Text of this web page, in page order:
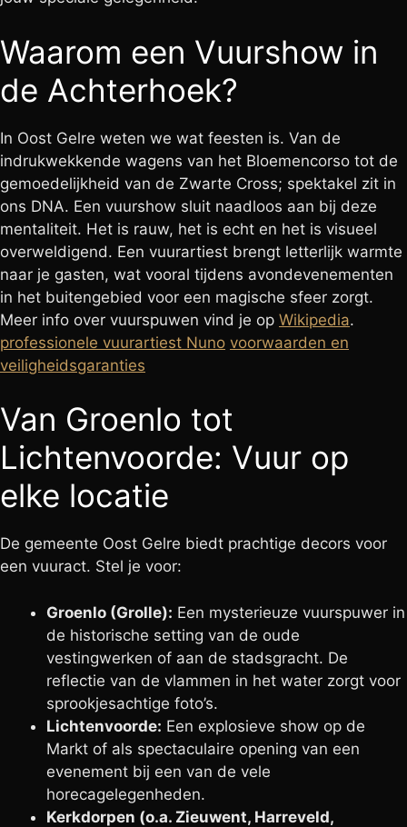
Waarom een Vuurshow in
de Achterhoek?
In Oost Gelre weten we wat feesten is. Van de
indrukwekkende wagens van het Bloemencorso tot de
gemoedelijkheid van de Zwarte Cross; spektakel zit in
ons DNA. Een vuurshow sluit naadloos aan bij deze
mentaliteit. Het is rauw, het is echt en het is visueel
overweldigend. Een vuurartiest brengt letterlijk warmte
naar je gasten, wat vooral tijdens avondevenementen
in het buitengebied voor een magische sfeer zorgt.
Meer info over vuurspuwen vind je op Wikipedia.
professionele vuurartiest Nuno voorwaarden en
veiligheidsgaranties
Van Groenlo tot
Lichtenvoorde: Vuur op
elke locatie
De gemeente Oost Gelre biedt prachtige decors voor
een vuuract. Stel je voor:
Groenlo (Grolle): Een mysterieuze vuurspuwer in
de historische setting van de oude
vestingwerken of aan de stadsgracht. De
reflectie van de vlammen in het water zorgt voor
sprookjesachtige foto’s.
Lichtenvoorde: Een explosieve show op de
Markt of als spectaculaire opening van een
evenement bij een van de vele
horecagelegenheden.
Kerkdorpen (o.a. Zieuwent, Harreveld,